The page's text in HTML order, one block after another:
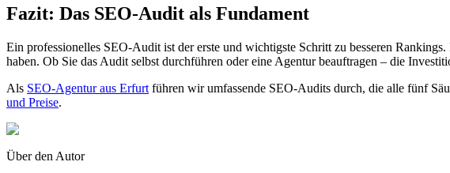
Fazit: Das SEO-Audit als Fundament
Ein professionelles SEO-Audit ist der erste und wichtigste Schritt zu besseren
haben. Ob Sie das Audit selbst durchführen oder eine Agentur beauftragen – die
Als SEO-Agentur aus Erfurt führen wir umfassende SEO-Audits durch, die alle fünf
und Preise.
Über den Autor